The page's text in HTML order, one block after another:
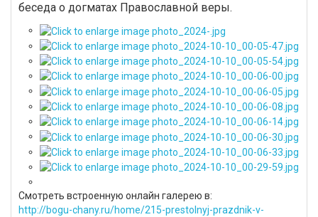
беседа о догматах Православной веры.
Смотреть встроенную онлайн галерею в:
http://bogu-chany.ru/home/215-prestolnyj-prazdnik-v-